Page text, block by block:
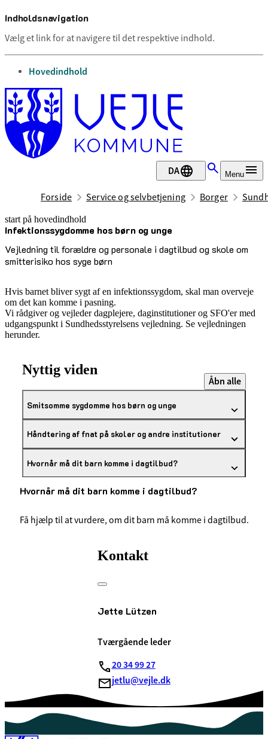
Indholdsnavigation
Vælg et link for at navigere til det respektive indhold.
gå til
Hovedindhold
DA Menu
Forside Service og selvbetjening Borger
start på hovedindhold
Infektionssygdomme hos børn og unge
Vejledning til forældre og personale i dagtilbud og skole om
smitterisiko hos syge børn
senest opdateret 18. december 2025
Hvis barnet bliver sygt af en infektionssygdom, skal man overveje
om det kan komme i pasning.
Vi rådgiver og vejleder dagplejere, daginstitutioner og SFO'er med
udgangspunkt i Sundhedsstyrelsens vejledning. Se vejledningen
herunder.
Nyttig viden
Åbn alle
Smitsomme sygdomme hos børn og unge
Håndtering af fnat på skoler og andre institutioner
Hvornår må dit barn komme i dagtilbud?
Hvornår må dit barn komme i dagtilbud?
Få hjælp til at vurdere, om dit barn må komme i dagtilbud.
Kontakt
Jette Lützen
Tværgående leder
20 34 99 27
jetlu@vejle.dk